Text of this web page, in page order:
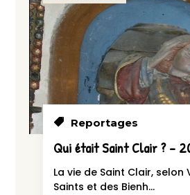
Reportages
Qui était Saint Clair ? –
La vie de Saint Clair, selon
Saints et des Bienh...